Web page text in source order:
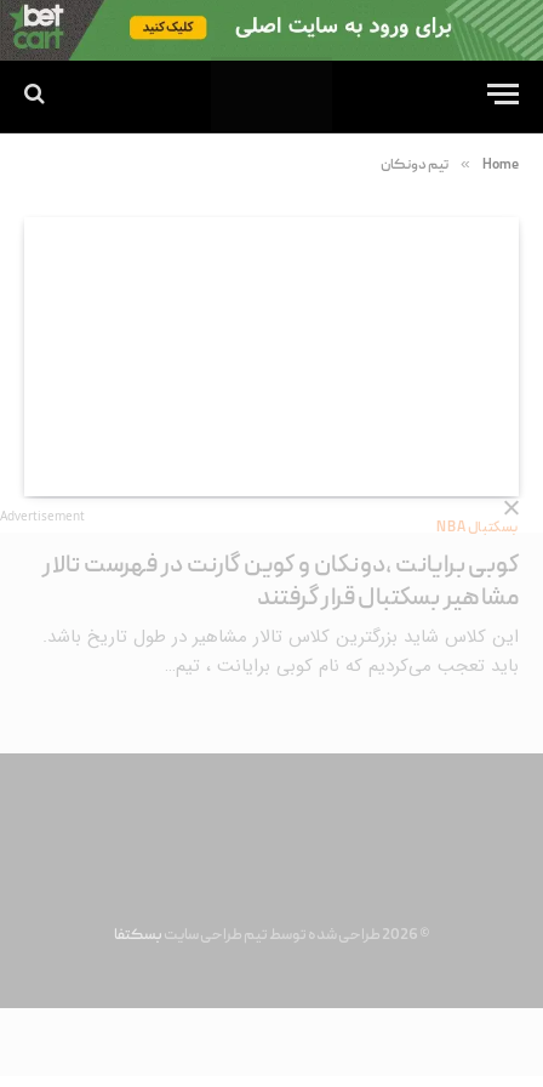
Home
» تیم دونکان
بسکتبال NBA
کوبی برایانت ،دونکان و کوین گارنت در فهرست تالار
مشاهیر بسکتبال قرار گرفتند
این کلاس شاید بزرگترین کلاس تالار مشاهیر در طول تاریخ باشد.
باید تعجب می‌کردیم که نام کوبی برایانت ، تیم…
© 2026 طراحی شده توسط تیم طراحی سایت بسکتفا
Advertisement